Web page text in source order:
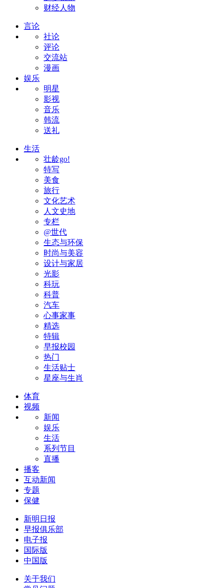
财经人物
言论
社论
评论
交流站
漫画
娱乐
明星
影视
音乐
韩流
送礼
生活
壮龄go!
特写
美食
旅行
文化艺术
人文史地
专栏
@世代
生态与环保
时尚与美容
设计与家居
光影
科玩
科普
汽车
心事家事
精选
特辑
早报校园
热门
生活贴士
星座与生肖
体育
视频
新闻
娱乐
生活
系列节目
直播
播客
互动新闻
专题
保健
新明日报
早报俱乐部
电子报
国际版
中国版
关于我们